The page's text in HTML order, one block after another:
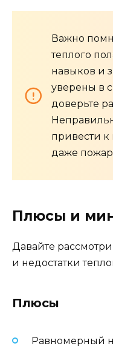
Важно
теплого
навыков и
уверены в
доверьте
привести
даже
Плюсы и
Давайте
и недостатки
Плюсы
Равномерный